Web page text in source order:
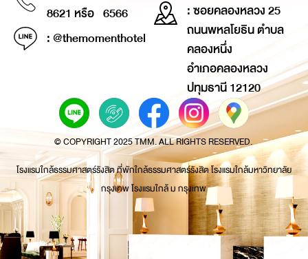
8621 หรือ 6566
: @themomenthotel
: ซอยคลองหลวง 25
ถนนพหลโยธิน ตำบล
คลองหนึ่ง
อำเภอคลองหลวง
ปทุมธานี 12120
© COPYRIGHT 2025 TMM. ALL RIGHTS RESERVED.
โรงแรมใกล้ธรรมศาสตร์รังสิต ที่พักใกล้ธรรมศาสตร์รังสิต โรงแรมใกล้มหาวิทยาลัย
กรุงเทพ โรงแรมใกล้ ม กรุงเทพ